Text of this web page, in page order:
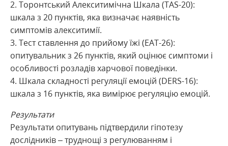
2. Торонтський Алекситимічна Шкала (TAS-20):
шкала з 20 пунктів, яка визначає наявність
симптомів алекситимії.
3. Тест ставлення до прийому їжі (EAT-26):
опитувальник з 26 пунктів, який оцінює симптоми і
особливості розладів харчової поведінки.
4. Шкала складності регуляції емоцій (DERS-16):
шкала з 16 пунктів, яка вимірює регуляцію емоцій.
Результати
Результати опитувань підтвердили гіпотезу
дослідників – труднощі з регулюванням і